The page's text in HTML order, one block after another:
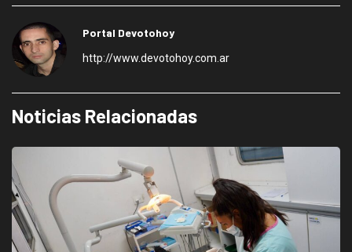
Portal Devotohoy
http://www.devotohoy.com.ar
Noticias Relacionadas